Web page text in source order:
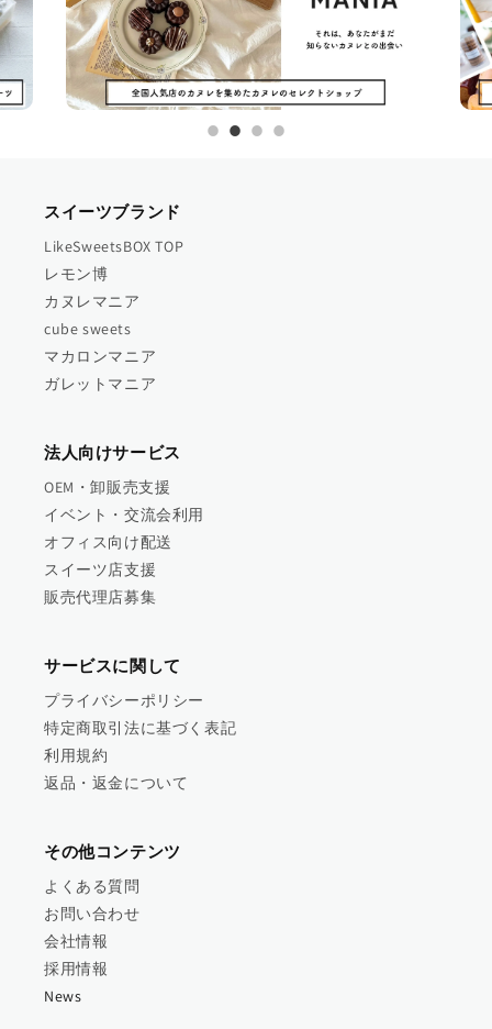
スイーツブランド
LikeSweetsBOX TOP
レモン博
カヌレマニア
cube sweets
マカロンマニア
ガレットマニア
法人向けサービス
OEM・卸販売支援
イベント・交流会利用
オフィス向け配送
スイーツ店支援
販売代理店募集
サービスに関して
プライバシーポリシー
特定商取引法に基づく表記
利用規約
返品・返金について
その他コンテンツ
よくある質問
お問い合わせ
会社情報
採用情報
News